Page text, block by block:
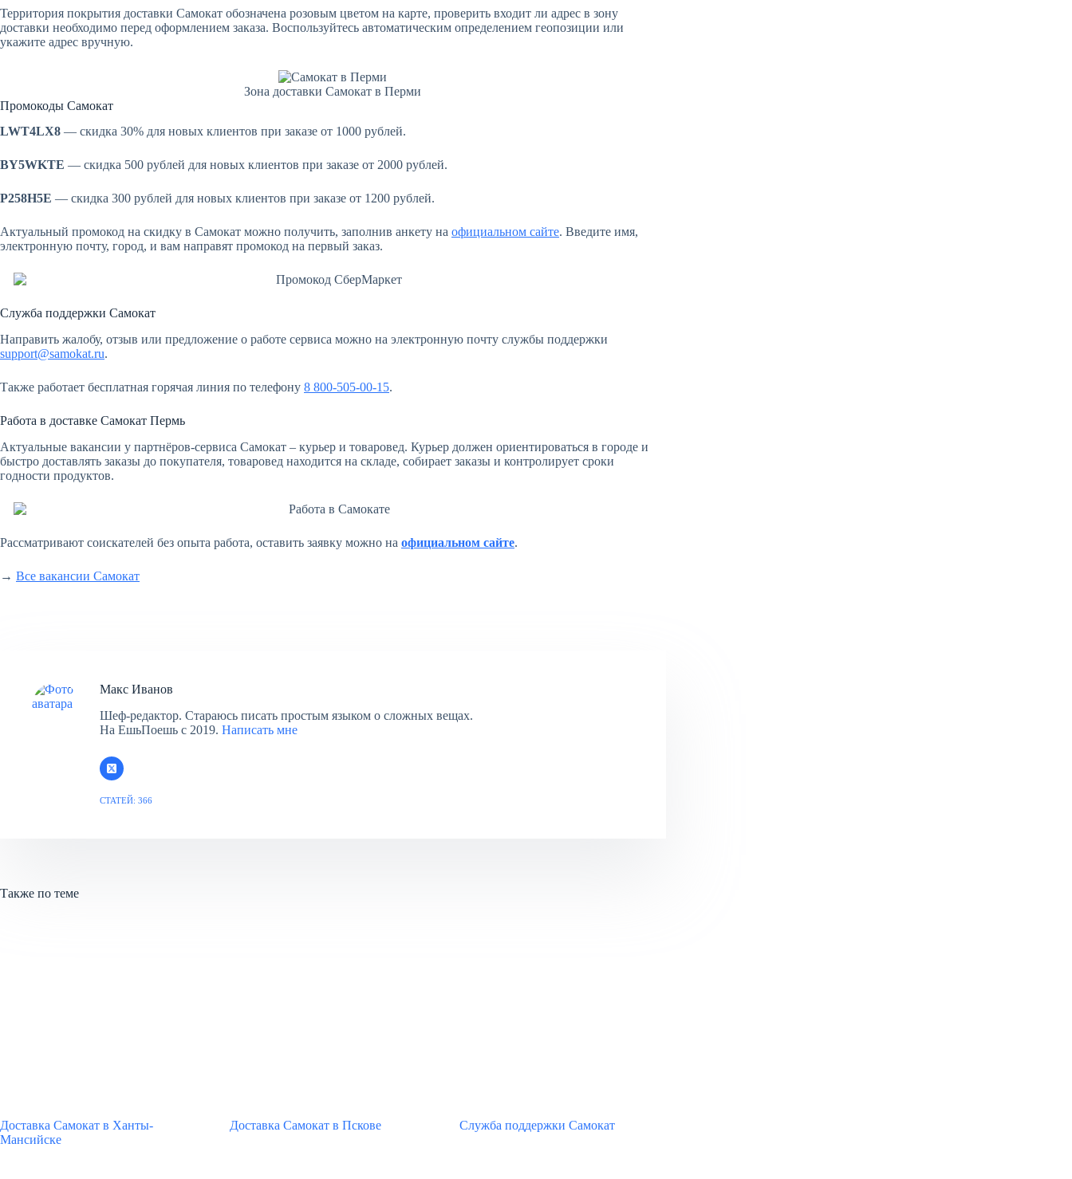
Территория покрытия доставки Самокат обозначена розовым цветом на карте, проверить входит ли адрес в зону
доставки необходимо перед оформлением заказа. Воспользуйтесь автоматическим определением геопозиции или
укажите адрес вручную.
Зона доставки Самокат в Перми
Промокоды Самокат
LWT4LX8 — скидка 30% для новых клиентов при заказе от 1000 рублей.
BY5WKTE — скидка 500 рублей для новых клиентов при заказе от 2000 рублей.
P258H5E — скидка 300 рублей для новых клиентов при заказе от 1200 рублей.
Актуальный промокод на скидку в Самокат можно получить, заполнив анкету на официальном сайте. Введите имя,
электронную почту, город, и вам направят промокод на первый заказ.
Служба поддержки Самокат
Направить жалобу, отзыв или предложение о работе сервиса можно на электронную почту службы поддержки
support@samokat.ru.
Также работает бесплатная горячая линия по телефону 8 800-505-00-15.
Работа в доставке Самокат Пермь
Актуальные вакансии у партнёров-сервиса Самокат – курьер и товаровед. Курьер должен ориентироваться в городе и
быстро доставлять заказы до покупателя, товаровед находится на складе, собирает заказы и контролирует сроки
годности продуктов.
Рассматривают соискателей без опыта работа, оставить заявку можно на официальном сайте.
→ Все вакансии Самокат
Макс Иванов
Шеф-редактор. Стараюсь писать простым языком о сложных вещах.
На ЕшьПоешь c 2019. Написать мне
СТАТЕЙ: 366
Также по теме
Доставка Самокат в Ханты-
Мансийске
Доставка Самокат в Пскове Служба поддержки Самокат